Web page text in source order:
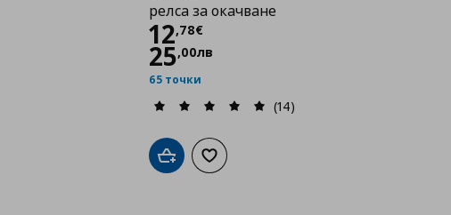
релса за окачване
12,78€
Цена
25,00лв
65 точки
(14)
Добави в кошницата
Добави към списъка с любими